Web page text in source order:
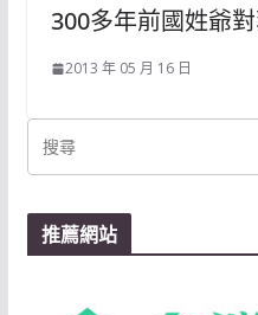
300多年前國姓爺
2013 年 05 月 16 日
推薦網站